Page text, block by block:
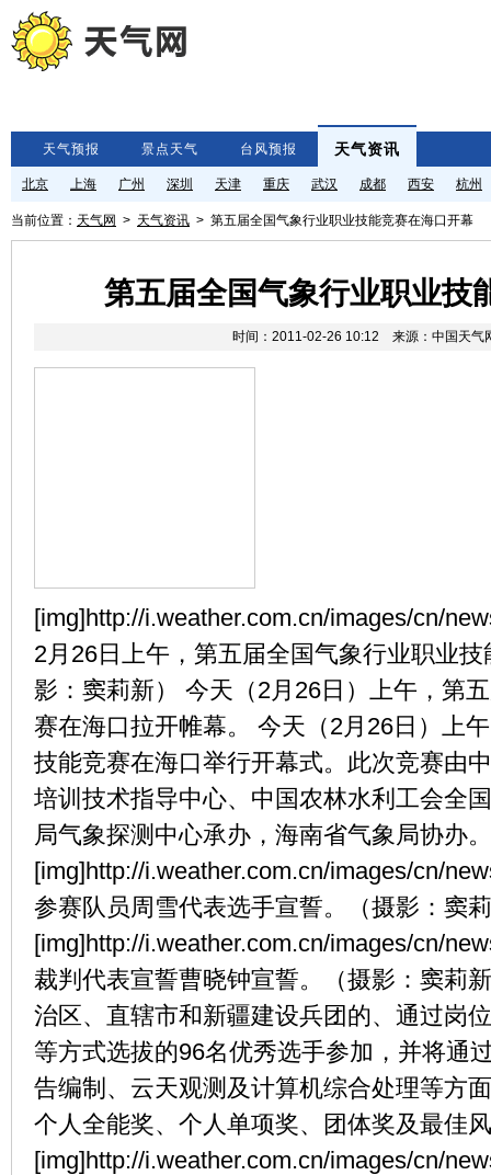
天气预报 景点天气 台风预报 天气资讯
北京 上海 广州 深圳 天津 重庆 武汉 成都 西安 杭州
当前位置： 天气网 > 天气资讯 > 第五届全国气象行业职业技能竞赛在海口开幕
第五届全国气象行业职业技
时间：2011-02-26 10:12 来源：中国天
[img]http://i.weather.com.cn/images/cn/
2月26日上午，第五届全国气象行业职业
影：窦莉新） 今天（2月26日）上午，第
赛在海口拉开帷幕。 今天（2月26日）上
技能竞赛在海口举行开幕式。此次竞赛由
培训技术指导中心、中国农林水利工会全
局气象探测中心承办，海南省气象局协办。
[img]http://i.weather.com.cn/images/cn/
参赛队员周雪代表选手宣誓。（摄影：窦
[img]http://i.weather.com.cn/images/cn/
裁判代表宣誓曹晓钟宣誓。（摄影：窦莉
治区、直辖市和新疆建设兵团的、通过岗
等方式选拔的96名优秀选手参加，并将通
告编制、云天观测及计算机综合处理等方
个人全能奖、个人单项奖、团体奖及最佳
[img]http://i.weather.com.cn/images/cn/